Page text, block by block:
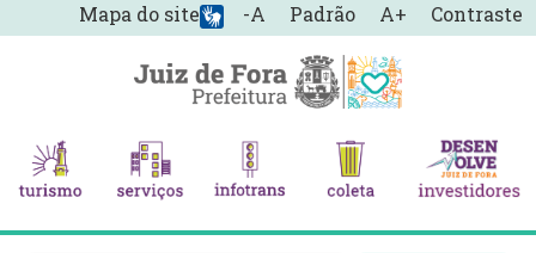
-A Padrão A+ Contraste
Mapa do site